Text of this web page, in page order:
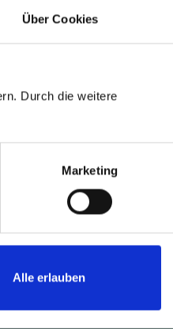
Über Cookies
Durch die weitere
Marketing
Alle erlauben